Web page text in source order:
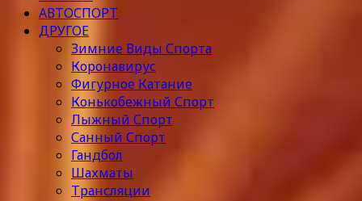
АВТОСПОРТ
ДРУГОЕ
Зимние Виды Спорта
Коронавирус
Фигурное Катание
Конькобежный Спорт
Лыжный Спорт
Санный Спорт
Гандбол
Шахматы
Трансляции